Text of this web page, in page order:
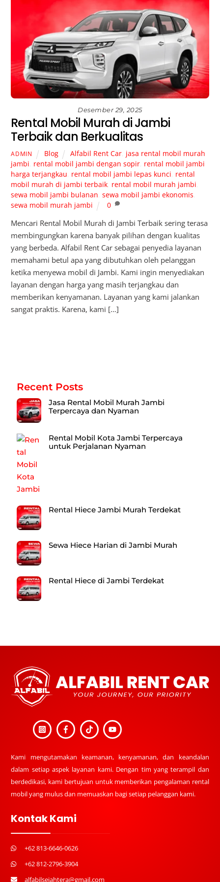
Desember 29, 2025
Rental Mobil Murah di Jambi
Terbaik dan Berkualitas
ADMIN Blog Alfabil Rent Car, jasa rental mobil murah
jambi rental mobil jambi dengan sopir rental mobil jambi
harga terjangkau rental mobil jambi lepas kunci rental
mobil murah di jambi terbaik rental mobil murah jambi
sewa mobil jambi bulanan ,sewa mobil jambi ekonomis
sewa mobil murah jambi
0
Mencari Rental Mobil Murah di Jambi Terbaik sering terasa
membingungkan karena banyak pilihan dengan kualitas
yang berbeda. Alfabil Rent Car sebagai penyedia layanan
memahami betul apa yang dibutuhkan oleh pelanggan
ketika menyewa mobil di Jambi. Kami ingin menyediakan
layanan dengan harga yang masih terjangkau dan
memberikan kenyamanan. Layanan yang kami jalankan
sangat praktis. Karena, kami […]
Recent Posts
Jasa Rental Mobil Murah Jambi
Terpercaya dan Nyaman
Rental Mobil Kota Jambi Terpercaya
untuk Perjalanan Nyaman
Rental Hiece Jambi Murah Terdekat
Sewa Hiece Harian di Jambi Murah
Rental Hiece di Jambi Terdekat
To
Top
Kami mengutamakan keamanan, kenyamanan, dan keandalan
dalam setiap aspek layanan kami. Dengan tim yang terampil dan
berdedikasi, kami bertujuan untuk memberikan pengalaman rental
mobil yang mulus dan memuaskan bagi setiap pelanggan kami.
Kontak Kami
+62 813-6646-0626
+62 812-2796-3904
alfabilsejahtera@gmail.com